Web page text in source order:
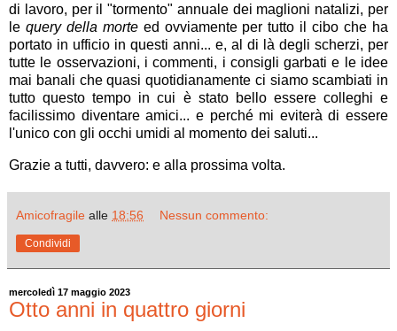
di lavoro, per il "tormento" annuale dei maglioni natalizi, per
le query della morteed ovviamente per tutto il cibo che ha
portato in ufficio in questi anni... e, al di là degli scherzi, per
tutte le osservazioni, i commenti, i consigli garbati e le idee
mai banali che quasi quotidianamente ci siamo scambiati in
tutto questo tempo in cui è stato bello essere colleghi e
facilissimo diventare amici... e perché mi eviterà di essere
l'unico con gli occhi umidi al momento dei saluti...
Grazie a tutti, davvero: e alla prossima volta.
Amicofragile alle 18:56 Nessun commento:
Condividi
mercoledì 17 maggio 2023
Otto anni in quattro giorni